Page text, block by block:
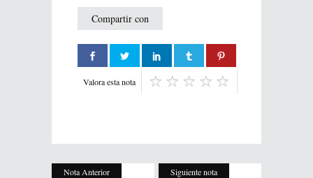
Compartir con
Valora esta nota
Nota Anterior Siguiente nota